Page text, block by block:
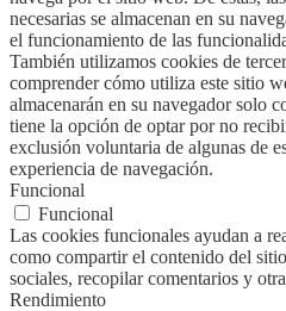
necesarias se almacenan en su
el funcionamiento de las
También utilizamos cookies de
comprender cómo utiliza este sitio
almacenarán en su navegador solo
tiene la opción de optar por no
exclusión voluntaria de algunas de
experiencia de navegación.
Funcional
Funcional
Las cookies funcionales ayudan a
como compartir el contenido del
sociales, recopilar comentarios y
Rendimiento